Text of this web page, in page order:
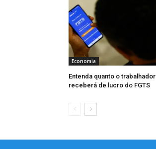
Economia
Entenda quanto o trabalhador
receberá de lucro do FGTS